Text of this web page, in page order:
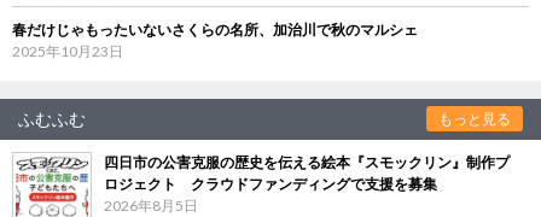
春だけじゃもったいないさくらの名所、加治川で秋のマルシェ
2025年10月23日
ふむふむ もっと見る
四日市の公害克服の歴史を伝える絵本『スモックリン』制作プ
ロジェクト クラウドファンディングで支援を募集
2026年8月5日